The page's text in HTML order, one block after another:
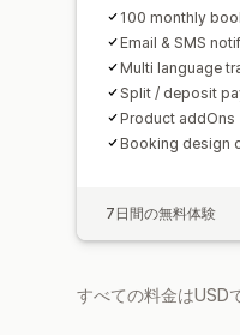
100 monthly
Email & SMS
Multi language
Split / deposit
Product addOns
Booking design
7日間の無料体験
すべての料金はUSD